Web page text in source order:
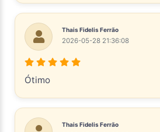
Thais Fidelis Ferrão
2026-05-28 21:36:08
Ótimo
Thais Fidelis Ferrão